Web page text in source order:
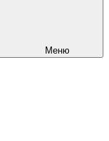
Меню